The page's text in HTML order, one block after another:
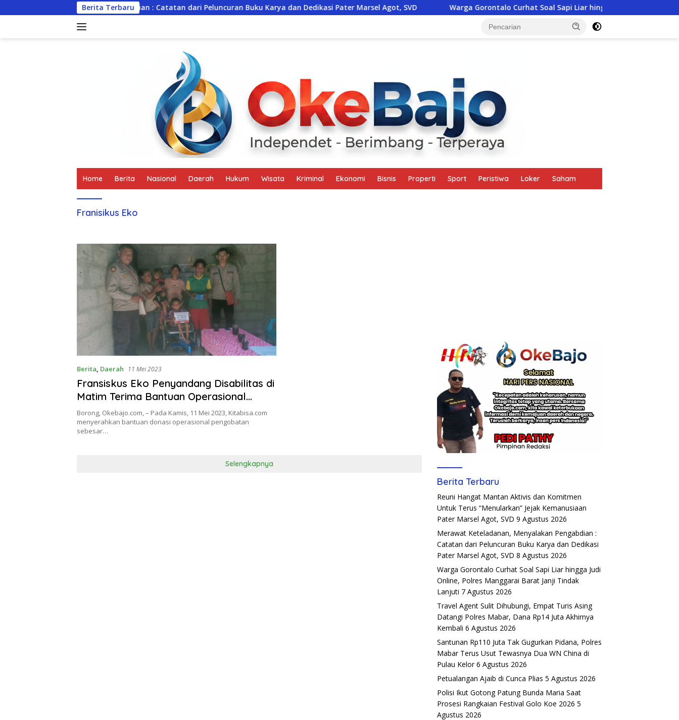
ke
Berita Terbaru
Menyalakan Pengabdian : Catatan dari Peluncuran Buku Karya dan Dedikasi Pater Marsel Agot, SVD Warga Gorontalo Curhat Soal Sapi Liar hingga Judi Online, Polres Manggarai
Home Berita Nasional Daerah Hukum Wisata Kriminal Ekonomi Bisnis Properti Sport Peristiwa Loker Saham
Franisikus Eko
Berita, Daerah 11 Mei 2023
Fransiskus Eko Penyandang Disabilitas di
Matim Terima Bantuan Operasional
Pengobatan
Borong, Okebajo.com, – Pada Kamis, 11 Mei 2023, Kitabisa.com
menyerahkan bantuan donasi operasional pengobatan
sebesar…
Selengkapnya
Berita Terbaru
Reuni Hangat Mantan Aktivis dan Komitmen
Untuk Terus “Menularkan” Jejak Kemanusiaan
Pater Marsel Agot, SVD 9 Agustus 2026
Merawat Keteladanan, Menyalakan Pengabdian :
Catatan dari Peluncuran Buku Karya dan Dedikasi
Pater Marsel Agot, SVD 8 Agustus 2026
Warga Gorontalo Curhat Soal Sapi Liar hingga Judi
Online, Polres Manggarai Barat Janji Tindak
Lanjuti 7 Agustus 2026
Travel Agent Sulit Dihubungi, Empat Turis Asing
Datangi Polres Mabar, Dana Rp14 Juta Akhirnya
Kembali 6 Agustus 2026
Santunan Rp110 Juta Tak Gugurkan Pidana, Polres
Mabar Terus Usut Tewasnya Dua WN China di
Pulau Kelor 6 Agustus 2026
Petualangan Ajaib di Cunca Plias 5 Agustus 2026
Polisi Ikut Gotong Patung Bunda Maria Saat
Prosesi Rangkaian Festival Golo Koe 2026 5
Agustus 2026